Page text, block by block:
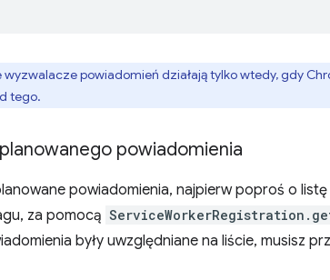
powiadomień działają tylko wtedy, gdy
tego.
powiadomienia
powiadomienia, najpierw poproś o
za pomocą
były uwzględniane na liście, musisz